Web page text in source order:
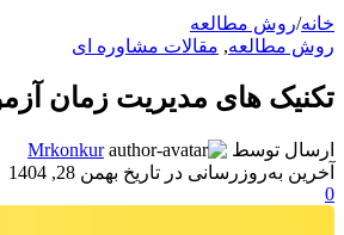
خانه/روش مطالعه
روش مطالعه, مقالات مشاوره ای
تکنیک های مدیریت زمان
ارسال توسط
Mrkonkur
آخرین به‌روزرسانی در تاریخ بهمن 28, 1404
0